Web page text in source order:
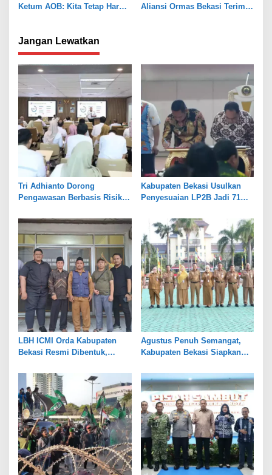
Ketum AOB: Kita Tetap Harus
Aliansi Ormas Bekasi Terima
Jangan Lewatkan
Tri Adhianto Dorong
Pengawasan Berbasis Risiko,
Kelola
Kabupaten Bekasi Usulkan
Penyesuaian LP2B Jadi 71
Industri dan Pertanian
LBH ICMI Orda Kabupaten
Bekasi Resmi Dibentuk,
Pendampingan Hukum
Agustus Penuh Semangat,
Kabupaten Bekasi Siapkan
Hari Besar